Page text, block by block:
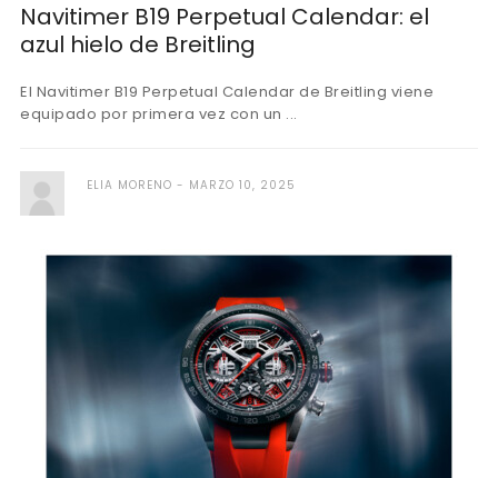
Navitimer B19 Perpetual Calendar: el
azul hielo de Breitling
El Navitimer B19 Perpetual Calendar de Breitling viene
equipado por primera vez con un ...
ELIA MORENO MARZO 10, 2025